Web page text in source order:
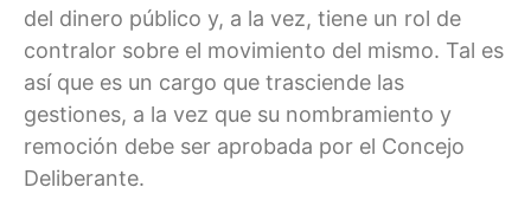
del dinero público y, a la vez, tiene un rol de
contralor sobre el movimiento del mismo. Tal es
así que es un cargo que trasciende las
gestiones, a la vez que su nombramiento y
remoción debe ser aprobada por el Concejo
Deliberante.